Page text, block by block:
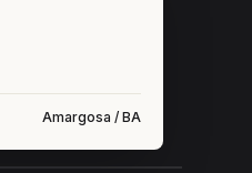
Amargosa / BA